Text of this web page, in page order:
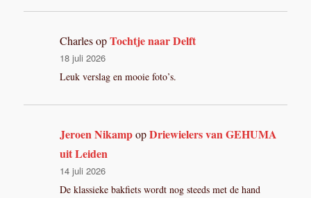
CharlesopTochtje naar Delft
18 juli 2026
Leuk verslag en mooie foto’s.
Jeroen NikampopDriewielers van GEHUMA
uit Leiden
14 juli 2026
De klassieke bakfiets wordt nog steeds met de hand